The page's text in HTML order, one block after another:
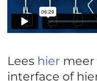
Lees hier meer
interface of